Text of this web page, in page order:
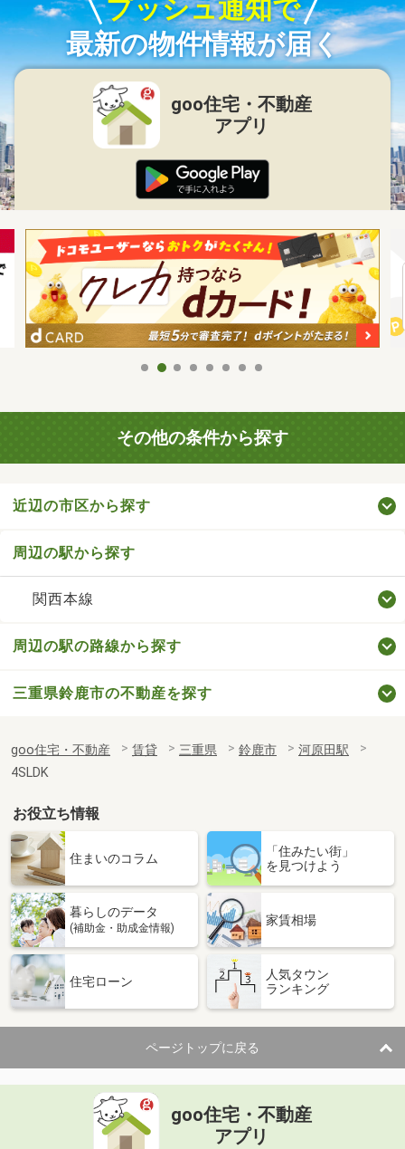
プッシュ通知で
最新の物件情報が届く
goo住宅・不動産
アプリ
その他の条件から探す
近辺の市区から探す
周辺の駅から探す
関西本線
周辺の駅の路線から探す
三重県鈴鹿市の不動産を探す
goo住宅・不動産 賃貸 三重県 鈴鹿市
河原田駅
4SLDK
お役立ち情報
住まいのコラム
「住みたい街」
を見つけよう
暮らしのデータ
(補助金・助成金情報)
家賃相場
住宅ローン
人気タウン
ランキング
ページトップに戻る
goo住宅・不動産
アプリ